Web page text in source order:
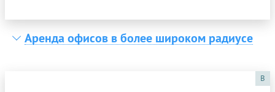
Аренда офисов в более широком радиусе
B